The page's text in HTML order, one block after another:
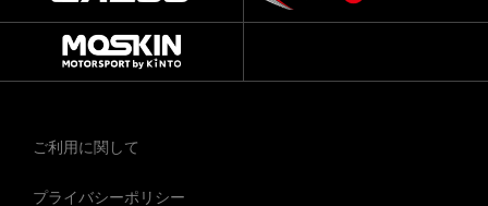
ご利用に関して
プライバシーポリシー